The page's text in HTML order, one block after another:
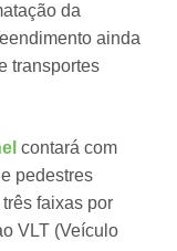
da
ainda
transportes
contará com
pedestres
faixas por
VLT (Veículo